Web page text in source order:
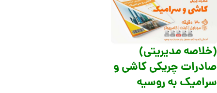
(خلاصه مدیریتی)
صادرات چریکی کاشی و
سرامیک به روسیه